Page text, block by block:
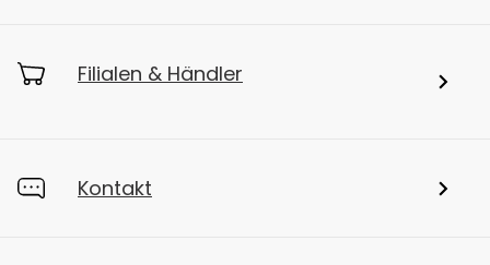
Filialen & Händler
Kontakt